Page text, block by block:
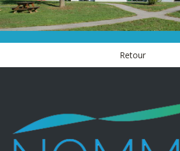
Retour